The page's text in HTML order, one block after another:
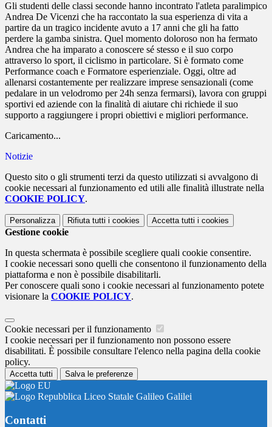
Gli studenti delle classi seconde hanno incontrato l'atleta paralimpico
Andrea De Vicenzi che ha raccontato la sua esperienza di vita a
partire da un tragico incidente avuto a 17 anni che gli ha fatto
perdere la gamba sinistra. Quel momento doloroso non ha fermato
Andrea che ha imparato a conoscere sé stesso e il suo corpo
attraverso lo sport, il ciclismo in particolare. Si è formato come
Performance coach e Formatore esperienziale. Oggi, oltre ad
allenarsi costantemente per realizzare imprese sensazionali (come
pedalare in un velodromo per 24h senza fermarsi), lavora con gruppi
sportivi ed aziende con la finalità di aiutare chi richiede il suo
supporto a raggiungere i propri obiettivi e migliori performance.
Caricamento...
Notizie
Questo sito o gli strumenti terzi da questo utilizzati si avvalgono di
cookie necessari al funzionamento ed utili alle finalità illustrate nella
COOKIE POLICY.
Personalizza Rifiuta tutti i cookies Accetta tutti i cookies
Gestione cookie
In questa schermata è possibile scegliere quali cookie consentire.
I cookie necessari sono quelli che consentono il funzionamento della
piattaforma e non è possibile disabilitarli.
Per conoscere quali sono i cookie necessari al funzionamento potete
visionare la COOKIE POLICY.
Cookie necessari per il funzionamento
I cookie necessari per il funzionamento non possono essere
disabilitati. È possibile consultare l'elenco nella pagina della cookie
policy.
Accetta tutti Salva le preferenze
Liceo Statale Galileo Galilei
Contatti